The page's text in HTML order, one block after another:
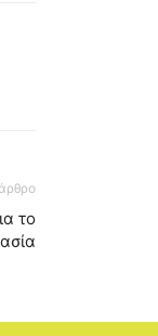
το